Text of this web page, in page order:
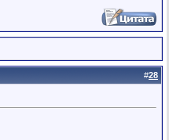
#28